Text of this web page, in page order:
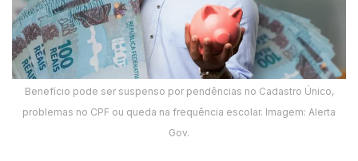
Benefício pode ser suspenso por pendências no Cadastro Único,
problemas no CPF ou queda na frequência escolar. Imagem: Alerta
Gov.